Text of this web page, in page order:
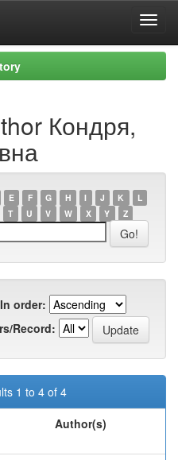
Кондря,
E F G H I J K
L
T U V W X Y Z
In order:
Record:
1 to 4 of 4
Author(s)